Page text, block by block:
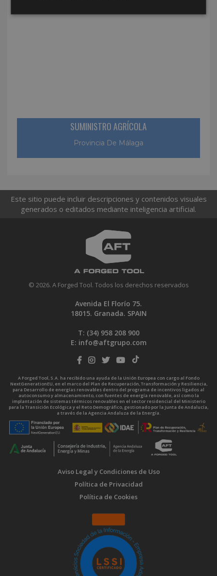
SUMINISTRO AGRÍCOLA
Provincia De Málaga
Este sitio puede incluir descripciones y contenidos visuales
generados o editados mediante inteligencia artificial.
© 2026. A Forged Tool. Todos los derechos reservados
Avenida El Florío 75.
18015. Granada. SPAIN
T: (34) 958 208 900
E: info@aftgrupo.com
A Forged Tool, S.A. ha recibido una ayuda de la Unión Europea con cargo al Fondo
NextGenerationEU, en el marco del Plan de Recuperación, Transformación y Resiliencia,
para Desarrollo de energías renovables dentro del programa de incentivos ligados al
autoconsumo y almacenamiento, con fuentes de energía renovable, así como la
implantación de sistemas térmicos renovables en el sector residencial del Ministerio
para la Transición Ecológica y el Reto Demográfico, gestionado por la Junta de Andalucía,
a través de la Agencia Andaluza de la Energía.
Aviso Legal y Condiciones de Uso
Política de Privacidad
Política de Cookies